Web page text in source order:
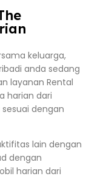
keluarga,
anda sedang
layanan Rental
harian dari
dengan
lain dengan
dengan
harian dari